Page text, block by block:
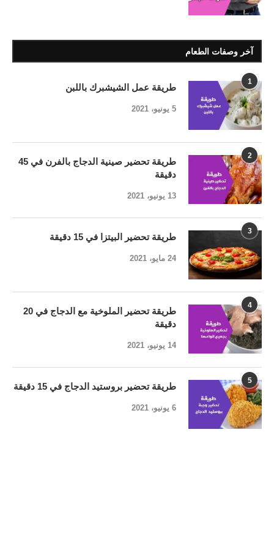
آخر وصفات الطعام
1
طريقة عمل الشيشبرك باللبن
5 يونيو، 2021
2
طريقة تحضير صينية الدجاج بالفرن في 45
دقيقة
13 يونيو، 2021
3
طريقة تحضير البيتزا في 15 دقيقة
24 مايو، 2021
4
طريقة تحضير الملوخية مع الدجاج في 20
دقيقة
14 يونيو، 2021
5
طريقة تحضير بروستيد الدجاج في 15 دقيقة
6 يونيو، 2021